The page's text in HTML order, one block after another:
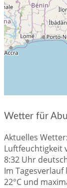
Wetter für
Aktuelles
Luftfeuchtigkeit
8:32 Uhr
Im
22°C und